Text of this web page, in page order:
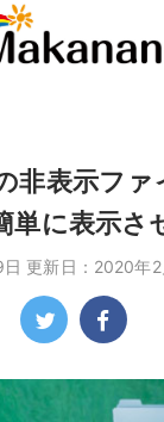
非表示ファ
に表示さ
更新日： 2020年2